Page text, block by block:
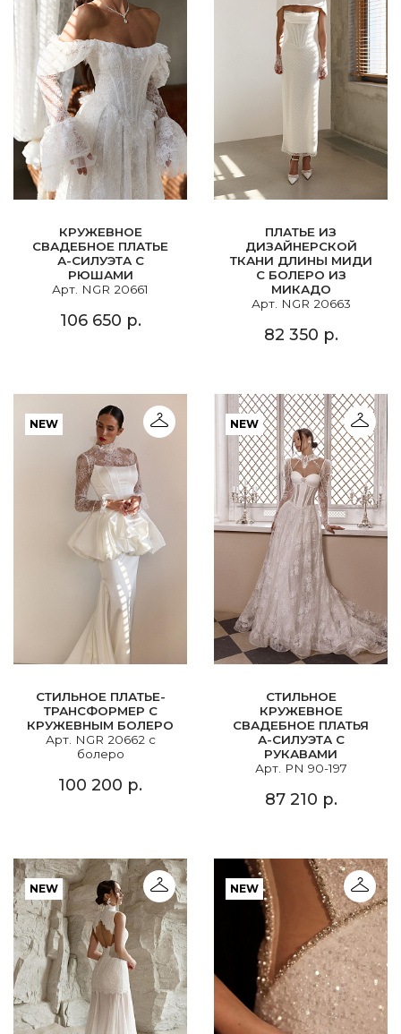
КРУЖЕВНОЕ
СВАДЕБНОЕ ПЛАТЬЕ
А-СИЛУЭТА С
РЮШАМИ
Арт. NGR 20661
106 650 р.
ПЛАТЬЕ ИЗ
ДИЗАЙНЕРСКОЙ
ТКАНИ ДЛИНЫ МИДИ
С БОЛЕРО ИЗ
МИКАДО
Арт. NGR 20663
82 350 р.
NEW
СТИЛЬНОЕ ПЛАТЬЕ-
ТРАНСФОРМЕР С
КРУЖЕВНЫМ БОЛЕРО
Арт. NGR 20662 с
болеро
100 200 р.
NEW
СТИЛЬНОЕ
КРУЖЕВНОЕ
СВАДЕБНОЕ ПЛАТЬЯ
А-СИЛУЭТА С
РУКАВАМИ
Арт. PN 90-197
87 210 р.
NEW NEW